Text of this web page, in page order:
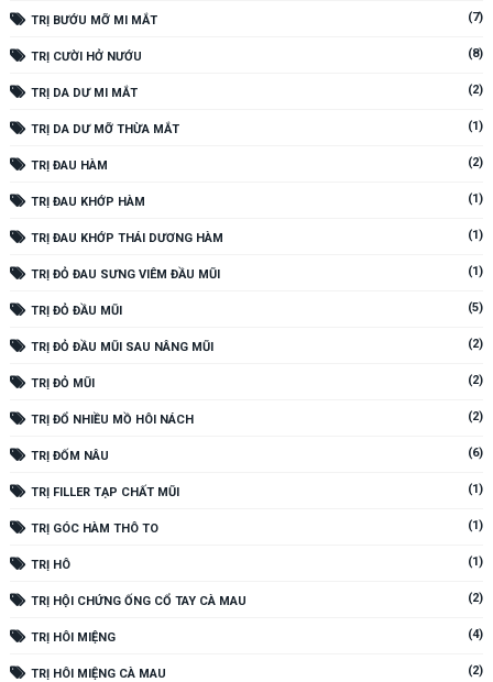
TRỊ BƯỚU MỠ MI MẮT (7)
TRỊ CƯỜI HỞ NƯỚU (8)
TRỊ DA DƯ MI MẮT (2)
TRỊ DA DƯ MỠ THỪA MẮT (1)
TRỊ ĐAU HÀM (2)
TRỊ ĐAU KHỚP HÀM (1)
TRỊ ĐAU KHỚP THÁI DƯƠNG HÀM (1)
TRỊ ĐỎ ĐAU SƯNG VIÊM ĐẦU MŨI (1)
TRỊ ĐỎ ĐẦU MŨI (5)
TRỊ ĐỎ ĐẦU MŨI SAU NÂNG MŨI (2)
TRỊ ĐỎ MŨI (2)
TRỊ ĐỔ NHIỀU MỒ HÔI NÁCH (2)
TRỊ ĐỐM NÂU (6)
TRỊ FILLER TẠP CHẤT MŨI (1)
TRỊ GÓC HÀM THÔ TO (1)
TRỊ HÔ (1)
TRỊ HỘI CHỨNG ỐNG CỔ TAY CÀ MAU (2)
TRỊ HÔI MIỆNG (4)
TRỊ HÔI MIỆNG CÀ MAU (2)